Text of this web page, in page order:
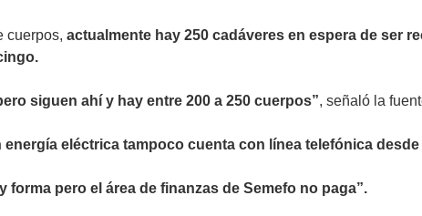
cuerpos, actualmente hay 250 cadáveres en espera de ser
siguen ahí y hay entre 200 a 250 cuerpos”, señaló la
eléctrica tampoco cuenta con línea telefónica
pero el área de finanzas de Semefo no paga”.